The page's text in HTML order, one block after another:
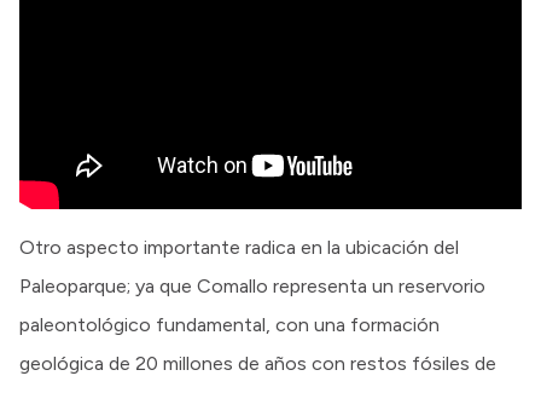
Otro aspecto importante radica en la ubicación del
Paleoparque; ya que Comallo representa un reservorio
paleontológico fundamental, con una formación
geológica de 20 millones de años con restos fósiles de